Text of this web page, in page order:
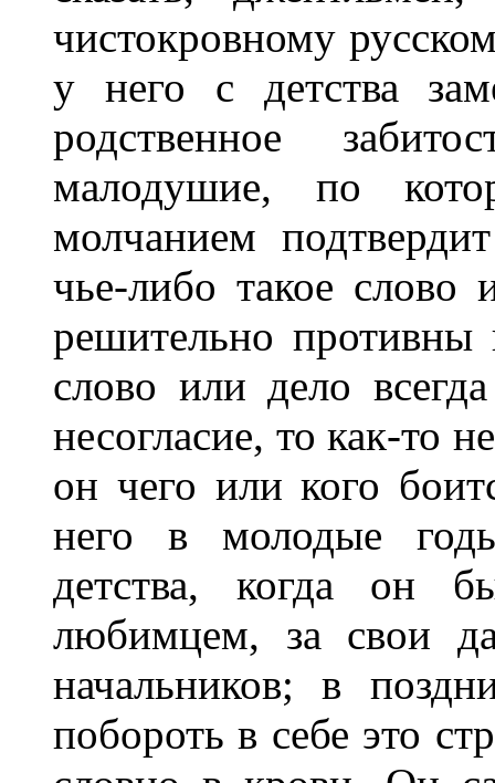
чистокровному
у него с детства
родственное
малодушие, по
молчанием
чье-либо такое
решительно противны
слово или дело
несогласие, то как-то
он чего или кого
него в молодые
детства, когда он
любимцем, за свои
начальников; в
побороть в себе это